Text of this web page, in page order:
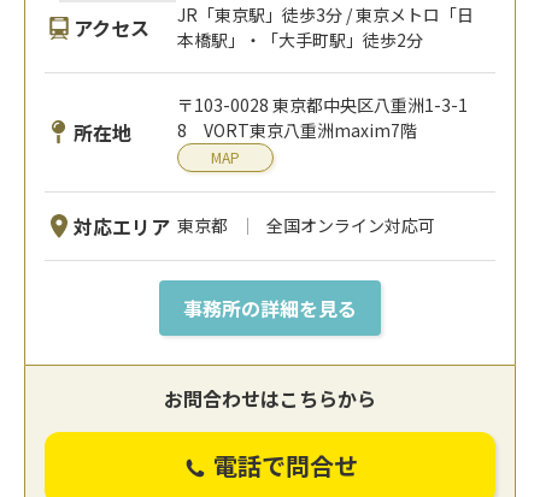
アクセス
JR「東京駅」徒歩3分 / 東京メトロ「日
本橋駅」・「大手町駅」徒歩2分
所在地
〒103-0028 東京都中央区八重洲1-3-1
8 VORT東京八重洲maxim7階
MAP
対応エリア 東京都 全国オンライン対応可
事務所の詳細を見る
お問合わせはこちらから
電話で問合せ